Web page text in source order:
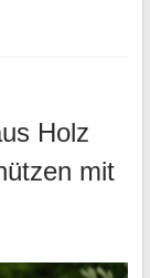
Holz
mit